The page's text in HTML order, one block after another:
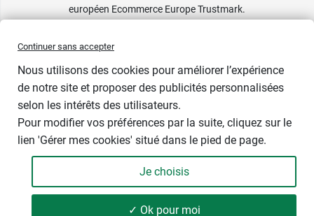
- +
européen Ecommerce Europe Trustmark.
Continuer sans accepter
Nous utilisons des cookies pour améliorer l’expérience
de notre site et proposer des publicités personnalisées
selon les intérêts des utilisateurs.
Pour modifier vos préférences par la suite, cliquez sur le
lien 'Gérer mes cookies' situé dans le pied de page.
Je choisis
✓ Ok pour moi